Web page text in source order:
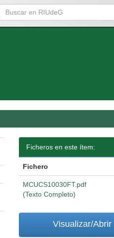
Ficheros en este ítem:
Fichero
MCUCS10030FT.pdf
(Texto Completo)
Visualizar/Abrir